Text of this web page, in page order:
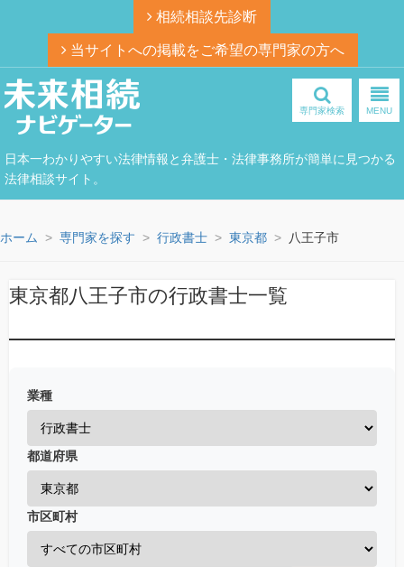
相続相談先診断
当サイトへの掲載をご希望の専門家の方へ
日本一わかりやすい法律情報と弁護士・法律事務所が簡単に見つかる
法律相談サイト。
専門家検索 MENU
ホーム 専門家を探す 行政書士 東京都 八王子市
東京都八王子市の行政書士一覧
業種
都道府県
市区町村